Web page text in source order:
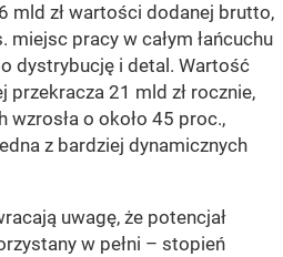
mld zł wartości dodanej brutto,
pracy w całym łańcuchu
dystrybucję i detal. Wartość
21 mld zł rocznie,
o około 45 proc.,
z bardziej dynamicznych
uwagę, że potencjał
w pełni – stopień